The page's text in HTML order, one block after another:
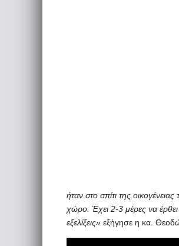
ήταν στο σπίτι της
χώρο. Έχει 2-3 μέρες να έρθει
εξελίξεις» εξήγησε η κα.